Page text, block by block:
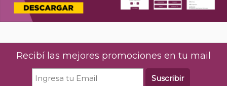
Recibí las mejores promociones en tu mail
Suscribir